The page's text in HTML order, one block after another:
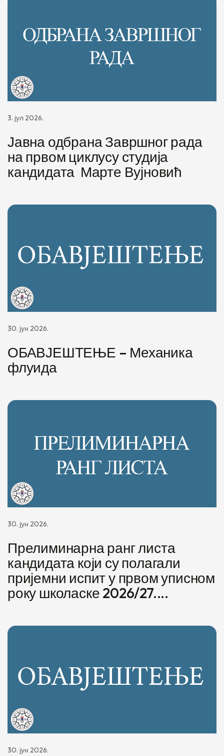
3. јул 2026.
Јавна одбрана Завршног рада
на првом циклусу студија
кандидата Марте Вујновић
30. јун 2026.
ОБАВЈЕШТЕЊЕ – Механика
флуида
30. јун 2026.
Прелиминарна ранг листа
кандидата који су полагали
пријемни испит у првом уписном
року школаске 2026/27....
30. јун 2026.